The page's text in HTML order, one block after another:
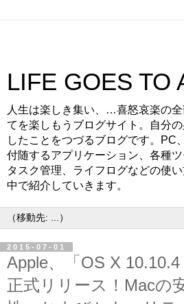
LIFE GOES TO
人生は楽しき集い、…喜怒哀楽の
てを楽しもうブログサイト。自分
したことをつづるブログです。PC
付随するアプリケーション、各種ツ
タスク管理、ライフログなどの使
中で紹介していきます。
2015-07-01
Apple、「OS X 10.10.4
正式リリース！Macの